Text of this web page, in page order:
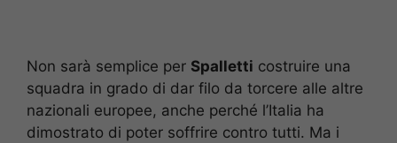
Non sarà semplice per Spalletti costruire una
squadra in grado di dar filo da torcere alle altre
nazionali europee, anche perché l’Italia ha
dimostrato di poter soffrire contro tutti. Ma i